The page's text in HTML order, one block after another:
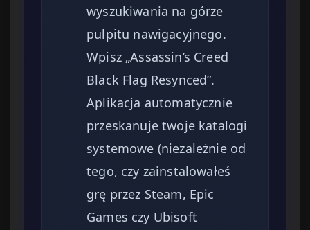
wyszukiwania na górze
pulpitu nawigacyjnego.
Wpisz „Assassin’s Creed
Black Flag Resynced”.
Aplikacja automatycznie
przeskanuje twoje katalogi
systemowe (niezależnie od
tego, czy zainstalowałeś
grę przez Steam, Epic
Games czy Ubisoft